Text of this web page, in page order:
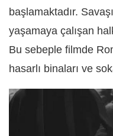
başlamaktadır.
yaşamaya çalışan
Bu sebeple filmde
hasarlı binaları ve